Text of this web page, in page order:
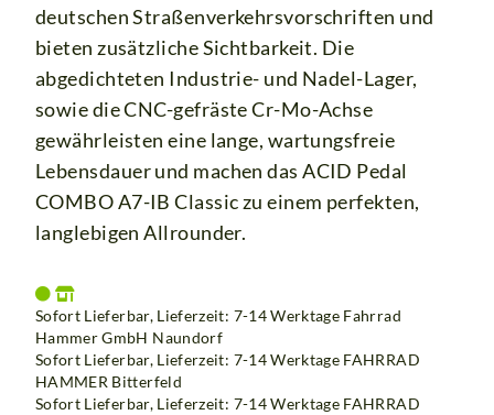
deutschen Straßenverkehrsvorschriften und
bieten zusätzliche Sichtbarkeit. Die
abgedichteten Industrie- und Nadel-Lager,
sowie die CNC-gefräste Cr-Mo-Achse
gewährleisten eine lange, wartungsfreie
Lebensdauer und machen das ACID Pedal
COMBO A7-IB Classic zu einem perfekten,
langlebigen Allrounder.
Sofort Lieferbar, Lieferzeit: 7-14 Werktage Fahrrad
Hammer GmbH Naundorf
Sofort Lieferbar, Lieferzeit: 7-14 Werktage FAHRRAD
HAMMER Bitterfeld
Sofort Lieferbar, Lieferzeit: 7-14 Werktage FAHRRAD